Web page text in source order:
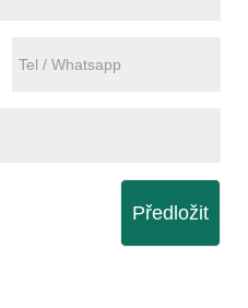
Předložit